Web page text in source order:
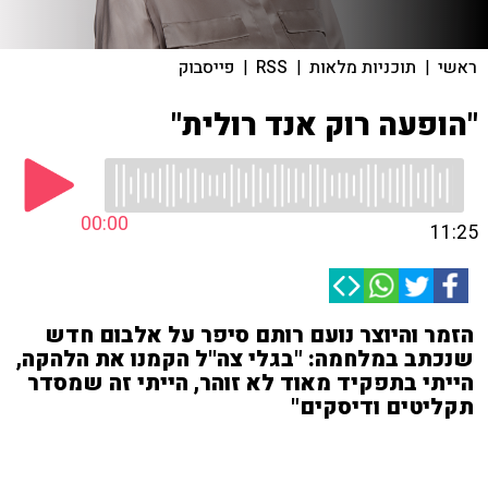
ראשי | תוכניות מלאות |
RSS
| פייסבוק
"הופעה רוק אנד רולית"
00:00 11:25
הזמר והיוצר נועם רותם סיפר על אלבום חדש
שנכתב במלחמה: "בגלי צה''ל הקמנו את הלהקה,
הייתי בתפקיד מאוד לא זוהר, הייתי זה שמסדר
תקליטים ודיסקים"